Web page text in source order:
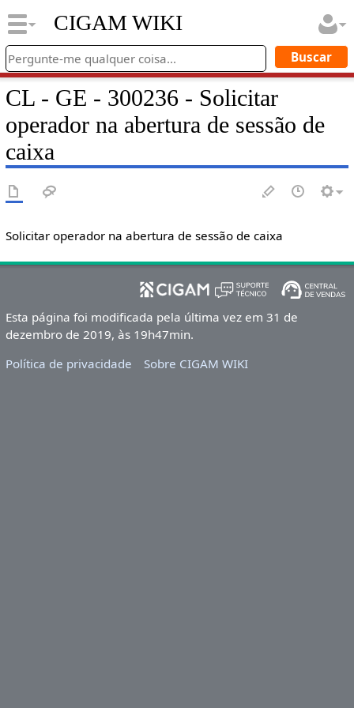
CIGAM WIKI
CL - GE - 300236 - Solicitar
operador na abertura de sessão de
caixa
Solicitar operador na abertura de sessão de caixa
Esta página foi modificada pela última vez em 31 de
dezembro de 2019, às 19h47min.
Política de privacidade
Sobre CIGAM WIKI